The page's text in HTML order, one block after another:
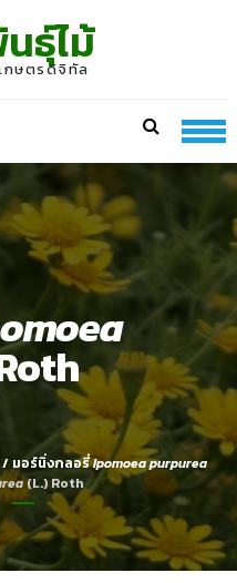
ธุ์ไม้
กษตรดิจิทัล
/ มอร์นิ่งกลอรี่Ipomoea purpurea
(L.) Roth